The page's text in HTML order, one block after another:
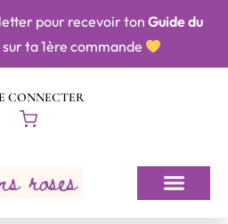
pour recevoir ton Guide du
sur ta 1ère commande
CONNECTER